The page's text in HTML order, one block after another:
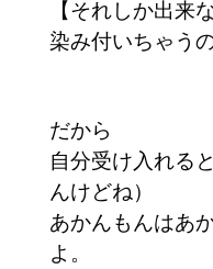
【それしか出来
染み付いちゃう
だから
自分受け入れる
んけどね）
あかんもんはあ
よ。